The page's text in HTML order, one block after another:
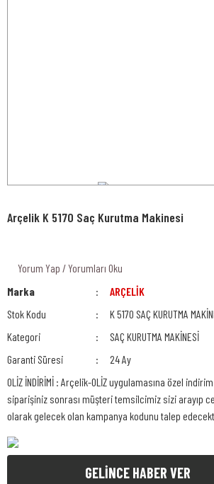
Arçelik K 5170 Saç Kurutma Makinesi
Yorum Yap / Yorumları Oku
Marka
ARÇELİK
Stok Kodu
K 5170 SAÇ KURUTMA
Kategori
SAÇ KURUTMA MAKİNESİ
Garanti Süresi
24 Ay
OLİZ İNDİRİMİ : Arçelik-OLİZ uygulamasına özel
siparişiniz sonrası müşteri temsilcimiz sizi arayıp
olarak gelecek olan kampanya kodunu talep
GELİNCE HABER VER